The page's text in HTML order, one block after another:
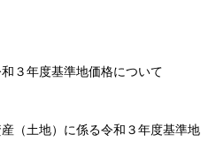
年度基準地価格について
土地）に係る令和３年度基準地